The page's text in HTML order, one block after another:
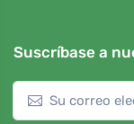
Suscríbase a